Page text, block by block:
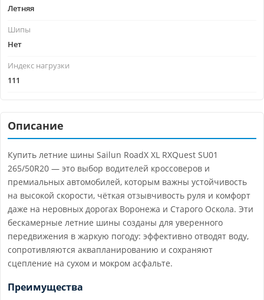
Летняя
Шипы
Нет
Индекс нагрузки
111
Описание
Купить летние шины Sailun RoadX XL RXQuest SU01
265/50R20 — это выбор водителей кроссоверов и
премиальных автомобилей, которым важны устойчивость
на высокой скорости, чёткая отзывчивость руля и комфорт
даже на неровных дорогах Воронежа и Старого Оскола. Эти
бескамерные летние шины созданы для уверенного
передвижения в жаркую погоду: эффективно отводят воду,
сопротивляются аквапланированию и сохраняют
сцепление на сухом и мокром асфальте.
Преимущества